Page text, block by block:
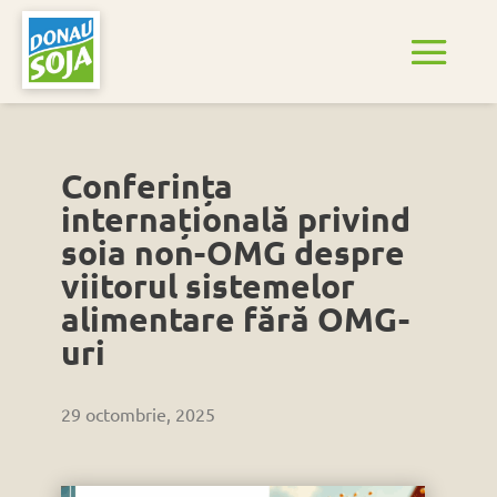
Conferința
internațională privind
soia non-OMG despre
viitorul sistemelor
alimentare fără OMG-
uri
29 octombrie, 2025